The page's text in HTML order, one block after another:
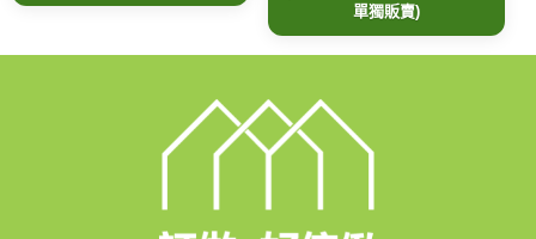
單獨販賣)